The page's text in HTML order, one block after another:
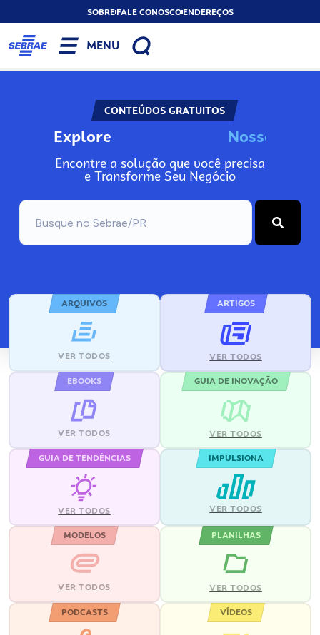
SOBREFALE CONOSCOENDEREÇOS
MENU
CONTEÚDOS GRATUITOS
Explore No
Encontre a solução que você precisa
e Transforme Seu Negócio
ARQUIVOS
VER TODOS
ARTIGOS
VER TODOS
EBOOKS
VER TODOS
GUIA DE INOVAÇÃO
VER TODOS
GUIA DE TENDÊNCIAS
VER TODOS
IMPULSIONA
VER TODOS
MODELOS
VER TODOS
PLANILHAS
VER TODOS
PODCASTS VÍDEOS